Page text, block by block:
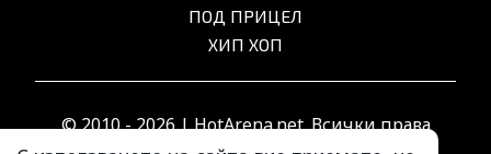
ПОД ПРИЦЕЛ
ХИП ХОП
© 2010 - 2026 | HotArena.net. Всички права
запазени.